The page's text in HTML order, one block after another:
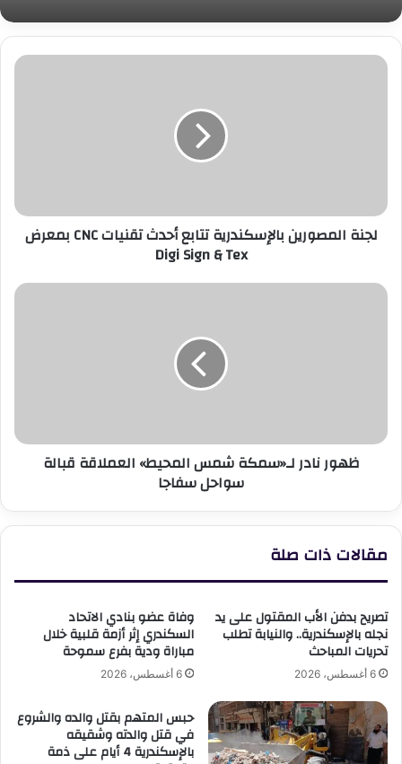
لجنة
Digi
Sign
لجنة المصورين بالإسكندرية تتابع أحدث تقنيات CNC بمعرض
Digi Sign & Tex
ظهور
سفاجا
ظهور نادر لـ«سمكة شمس المحيط» العملاقة قبالة
سواحل سفاجا
مقالات ذات صلة
تصريح بدفن الأب المقتول على يد
نجله بالإسكندرية.. والنيابة تطلب
تحريات المباحث
6 أغسطس، 2026
وفاة عضو بنادي الاتحاد
السكندري إثر أزمة قلبية خلال
مباراة ودية بفرع سموحة
6 أغسطس، 2026
حبس المتهم بقتل والده والشروع
في قتل والدته وشقيقه
بالإسكندرية 4 أيام على ذمة